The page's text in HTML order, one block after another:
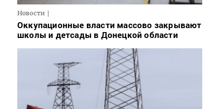
Новости
Оккупационные власти массово закрывают
школы и детсады в Донецкой области